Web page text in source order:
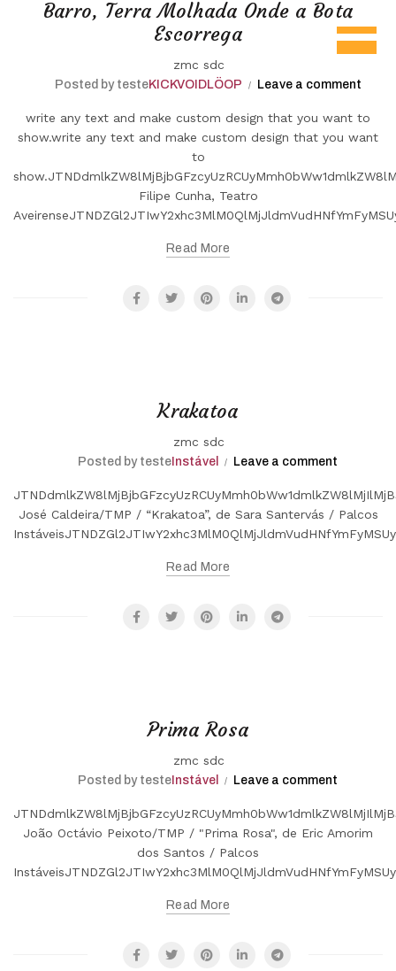
Barro, Terra Molhada Onde a Bota
Escorrega
zmc sdc
Posted by testeKICKVOIDLÖOP Leave a comment
write any text and make custom design that you want to
show.write any text and make custom design that you want
to
Filipe Cunha, Teatro
Read More
Krakatoa
zmc sdc
Posted by teste Instável Leave a comment
José Caldeira/TMP / “Krakatoa”, de Sara Santervás / Palcos
Read More
Prima Rosa
zmc sdc
Posted by teste Instável Leave a comment
João Octávio Peixoto/TMP / "Prima Rosa", de Eric Amorim
dos Santos / Palcos
Read More